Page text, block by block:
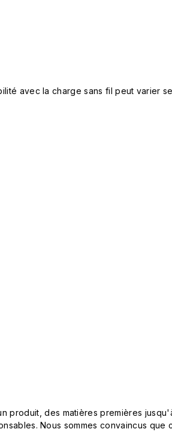
avec la charge sans fil peut varier
produit, des matières premières
Nous sommes convaincus que